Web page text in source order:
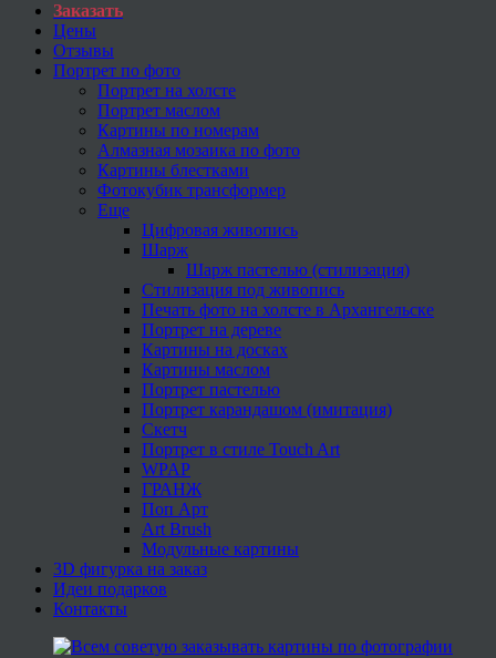
Заказать
Цены
Отзывы
Портрет по фото
Портрет на холсте
Портрет маслом
Картины по номерам
Алмазная мозаика по фото
Картины блестками
Фотокубик трансформер
Еще
Цифровая живопись
Шарж
Шарж пастелью (стилизация)
Стилизация под живопись
Печать фото на холсте в Архангельске
Портрет на дереве
Картины на досках
Картины маслом
Портрет пастелью
Портрет карандашом (имитация)
Скетч
Портрет в стиле Touch Art
WPAP
ГРАНЖ
Поп Арт
Art Brush
Модульные картины
3D фигурка на заказ
Идеи подарков
Контакты